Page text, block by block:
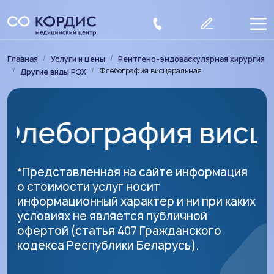
Строка навигации
Главная Услуги и цены
Рентгено-эндоваскулярная хирургия
Другие виды РЭХ
Флебография висцеральная
*Представленная на сайте информация
о стоимости услуг носит
информационный характер и ни при каких
условиях не является публичной
офертой (статья 407 Гражданского
кодекса Республики Беларусь).